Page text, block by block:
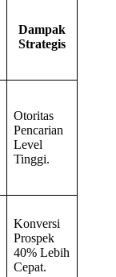
Dampak
Strategis
Otoritas
Pencarian
Level
Tinggi.
Konversi
Prospek
40% Lebih
Cepat.